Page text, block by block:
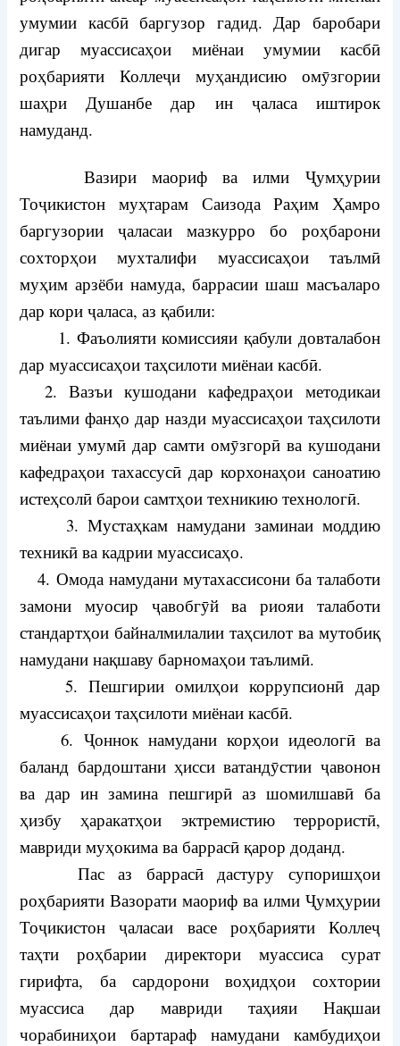
умумии касбӣ баргузор гадид. Дар баробари
дигар муассисаҳои миёнаи умумии касбӣ
роҳбарияти Коллеҷи муҳандисию омӯзгории
шаҳри Душанбе дар ин ҷаласа иштирок
намуданд.
Вазири маориф ва илми Ҷумҳурии
Тоҷикистон муҳтарам Саизода Раҳим Ҳамро
баргузории ҷаласаи мазкурро бо роҳбарони
сохторҳои мухталифи муассисаҳои таълмӣ
муҳим арзёби намуда, баррасии шаш масъаларо
дар кори ҷаласа, аз қабили:
1. Фаъолияти комиссияи қабули довталабон
дар муассисаҳои таҳсилоти миёнаи касбӣ.
2. Вазъи кушодани кафедраҳои методикаи
таълими фанҳо дар назди муассисаҳои таҳсилоти
миёнаи умумӣ дар самти омӯзгорӣ ва кушодани
кафедраҳои тахассусӣ дар корхонаҳои саноатию
истеҳсолӣ барои самтҳои техникию технологӣ.
3. Мустаҳкам намудани заминаи моддию
техникӣ ва кадрии муассисаҳо.
4. Омода намудани мутахассисони ба талаботи
замони муосир ҷавобгӯй ва риояи талаботи
стандартҳои байналмилалии таҳсилот ва мутобиқ
намудани нақшаву барномаҳои таълимӣ.
5. Пешгирии омилҳои коррупсионӣ дар
муассисаҳои таҳсилоти миёнаи касбӣ.
6. Ҷоннок намудани корҳои идеологӣ ва
баланд бардоштани ҳисси ватандӯстии ҷавонон
ва дар ин замина пешгирӣ аз шомилшавӣ ба
ҳизбу ҳаракатҳои эктремистию террористӣ,
мавриди муҳокима ва баррасӣ қарор доданд.
Пас аз баррасӣ дастуру супоришҳои
роҳбарияти Вазорати маориф ва илми Ҷумҳурии
Тоҷикистон ҷаласаи васе роҳбарияти Коллеҷ
таҳти роҳбарии директори муассиса сурат
гирифта, ба сардорони воҳидҳои сохтории
муассиса дар мавриди таҳияи Нақшаи
чорабиниҳои бартараф намудани камбудиҳои